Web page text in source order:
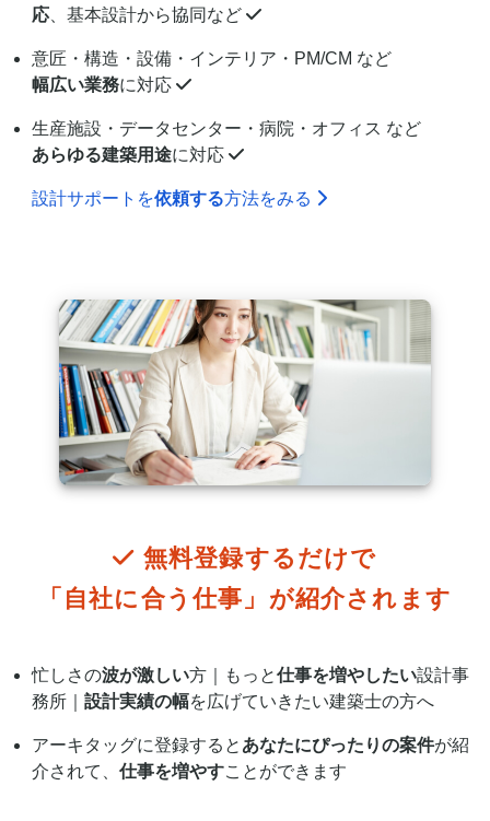
応、基本設計から協同など
意匠・構造・設備・インテリア・PM/CM など
幅広い業務に対応
生産施設・データセンター・病院・オフィス など
あらゆる建築用途に対応
設計サポートを依頼する方法をみる
無料登録するだけで
「自社に合う仕事」が紹介されます
忙しさの波が激しい方｜もっと仕事を増やしたい設計事
務所｜ 設計実績の幅を広げていきたい建築士の方へ
アーキタッグに登録すると あなたにぴったりの案件が紹
介されて、 仕事を増やすことができます